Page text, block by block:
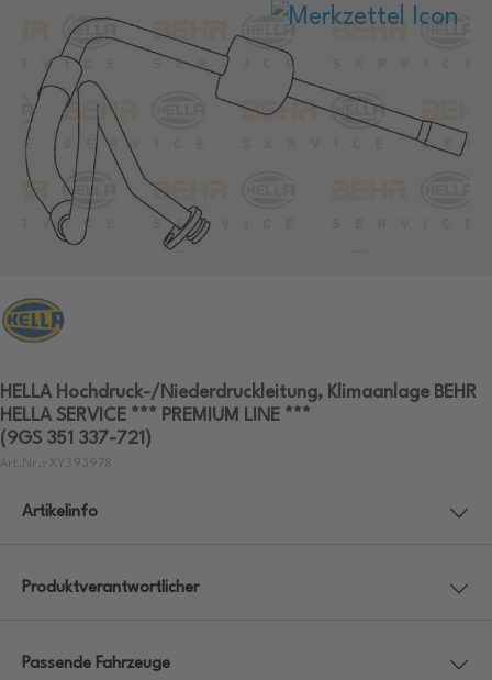
HELLA Hochdruck-/Niederdruckleitung, Klimaanlage BEHR
HELLA SERVICE *** PREMIUM LINE ***
(9GS 351 337-721)
Art.Nr.: XY393978
Artikelinfo
Produktverantwortlicher
Passende Fahrzeuge